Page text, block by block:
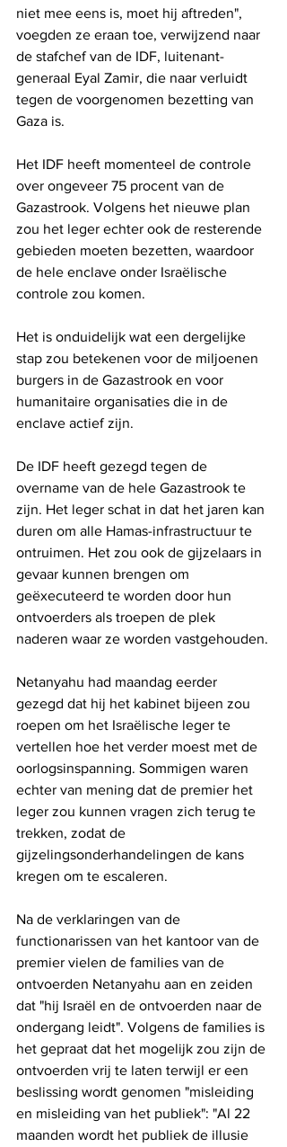
niet mee eens is, moet hij aftreden",
voegden ze eraan toe, verwijzend naar
de stafchef van de IDF, luitenant-
generaal Eyal Zamir, die naar verluidt
tegen de voorgenomen bezetting van
Gaza is.
Het IDF heeft momenteel de controle
over ongeveer 75 procent van de
Gazastrook. Volgens het nieuwe plan
zou het leger echter ook de resterende
gebieden moeten bezetten, waardoor
de hele enclave onder Israëlische
controle zou komen.
Het is onduidelijk wat een dergelijke
stap zou betekenen voor de miljoenen
burgers in de Gazastrook en voor
humanitaire organisaties die in de
enclave actief zijn.
De IDF heeft gezegd tegen de
overname van de hele Gazastrook te
zijn. Het leger schat in dat het jaren kan
duren om alle Hamas-infrastructuur te
ontruimen. Het zou ook de gijzelaars in
gevaar kunnen brengen om
geëxecuteerd te worden door hun
ontvoerders als troepen de plek
naderen waar ze worden vastgehouden.
Netanyahu had maandag eerder
gezegd dat hij het kabinet bijeen zou
roepen om het Israëlische leger te
vertellen hoe het verder moest met de
oorlogsinspanning. Sommigen waren
echter van mening dat de premier het
leger zou kunnen vragen zich terug te
trekken, zodat de
gijzelingsonderhandelingen de kans
kregen om te escaleren.
Na de verklaringen van de
functionarissen van het kantoor van de
premier vielen de families van de
ontvoerden Netanyahu aan en zeiden
dat "hij Israël en de ontvoerden naar de
ondergang leidt". Volgens de families is
het gepraat dat het mogelijk zou zijn de
ontvoerden vrij te laten terwijl er een
beslissing wordt genomen "misleiding
en misleiding van het publiek": "Al 22
maanden wordt het publiek de illusie